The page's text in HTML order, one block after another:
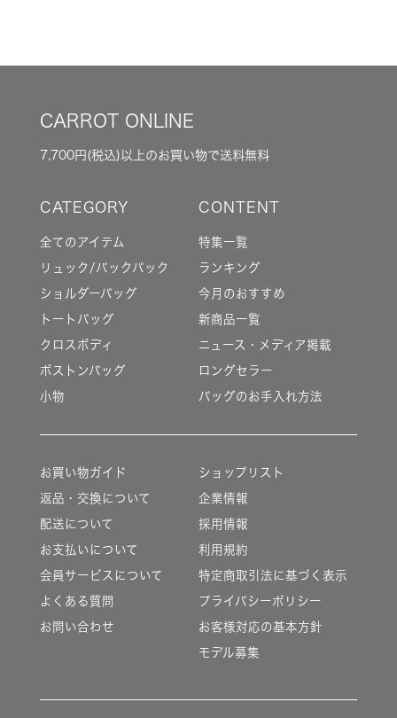
CARROT ONLINE
7,700円(税込)以上のお買い物で送料無料
全てのアイテム
リュック/バックパック
ショルダーバッグ
トートバッグ
クロスボディ
ボストンバッグ
小物
特集一覧
ランキング
今月のおすすめ
新商品一覧
ニュース・メディア掲載
ロングセラー
バッグのお手入れ方法
お買い物ガイド
返品・交換について
配送について
お支払いについて
会員サービスについて
よくある質問
お問い合わせ
ショップリスト
企業情報
採用情報
利用規約
特定商取引法に基づく表示
プライバシーポリシー
お客様対応の基本方針
モデル募集